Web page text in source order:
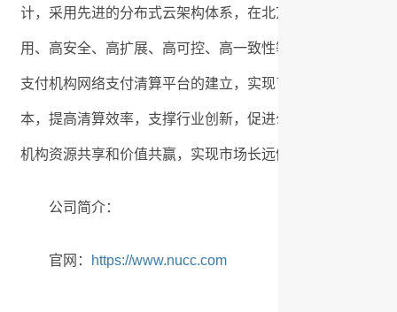
计，采用先进的分布式云架构体系，在北京、上海、深圳3
用、高安全、高扩展、高可控、高一致性等全面高标准，
支付机构网络支付清算平台的建立，实现了网络支付资金
本，提高清算效率，支撑行业创新，促进公平竞争，助力
机构资源共享和价值共赢，实现市场长远健康发展。
公司简介：
官网： https://www.nucc.com